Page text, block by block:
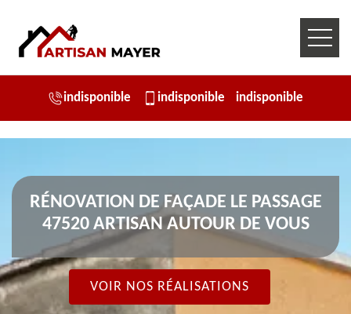
indisponible indisponible indisponible
RÉNOVATION DE FAÇADE LE PASSAGE
47520 ARTISAN AUTOUR DE VOUS
VOIR NOS RÉALISATIONS